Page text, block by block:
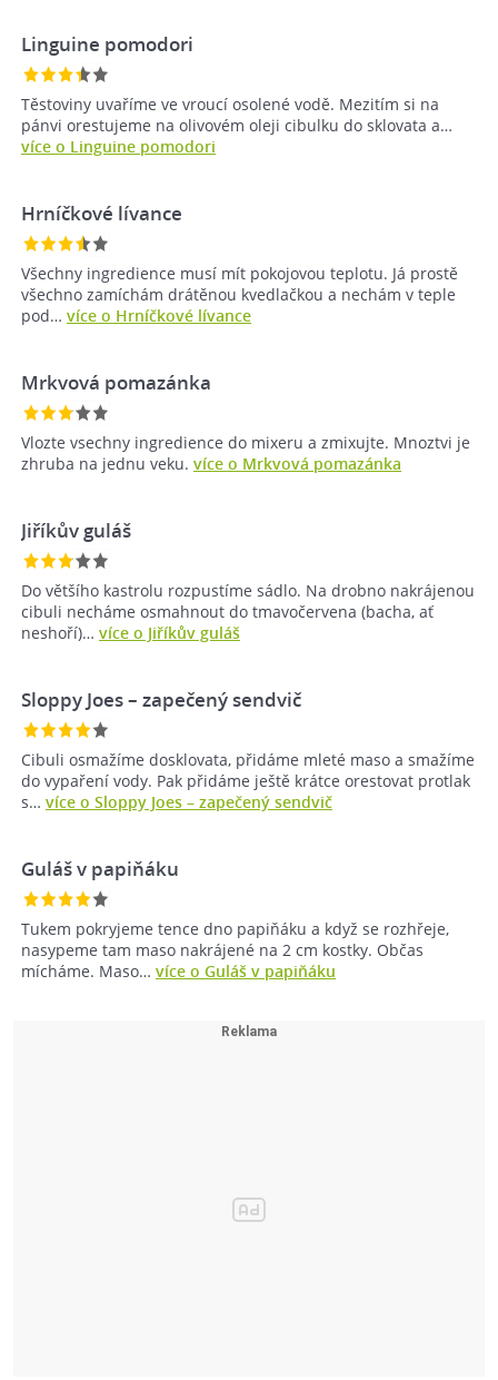
Linguine pomodori
Těstoviny uvaříme ve vroucí osolené vodě. Mezitím si na
pánvi orestujeme na olivovém oleji cibulku do sklovata a…
více o Linguine pomodori
Hrníčkové lívance
Všechny ingredience musí mít pokojovou teplotu. Já prostě
všechno zamíchám drátěnou kvedlačkou a nechám v teple
pod… více o Hrníčkové lívance
Mrkvová pomazánka
Vlozte vsechny ingredience do mixeru a zmixujte. Mnoztvi je
zhruba na jednu veku. více o Mrkvová pomazánka
Jiříkův guláš
Do většího kastrolu rozpustíme sádlo. Na drobno nakrájenou
cibuli necháme osmahnout do tmavočervena (bacha, ať
neshoří)… více o Jiříkův guláš
Sloppy Joes – zapečený sendvič
Cibuli osmažíme dosklovata, přidáme mleté maso a smažíme
do vypaření vody. Pak přidáme ještě krátce orestovat protlak
s… více o Sloppy Joes – zapečený sendvič
Guláš v papiňáku
Tukem pokryjeme tence dno papiňáku a když se rozhřeje,
nasypeme tam maso nakrájené na 2 cm kostky. Občas
mícháme. Maso… více o Guláš v papiňáku